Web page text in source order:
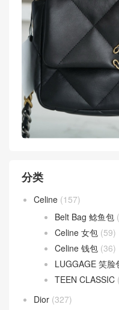
分类
Celine (157)
Belt Bag 鲶鱼包
Celine 女包 (59)
Celine 钱包 (36)
LUGGAGE 笑脸
TEEN CLASSIC
Dior (327)